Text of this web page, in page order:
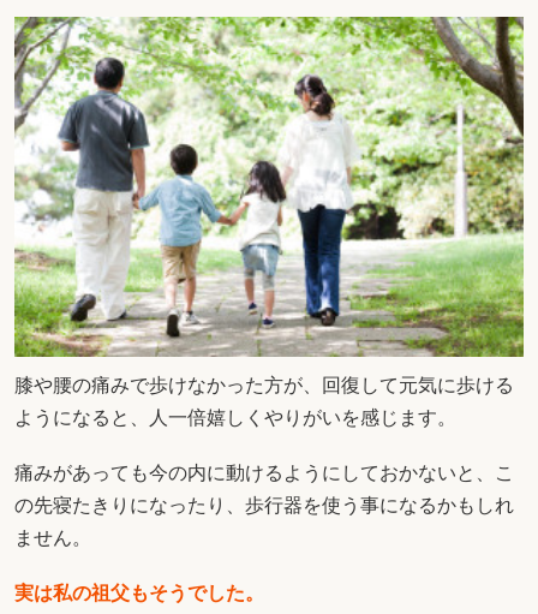
膝や腰の痛みで歩けなかった方が、回復して元気に歩ける
ようになると、人一倍嬉しくやりがいを感じます。
痛みがあっても今の内に動けるようにしておかないと、こ
の先寝たきりになったり、歩行器を使う事になるかもしれ
ません。
実は私の祖父もそうでした。